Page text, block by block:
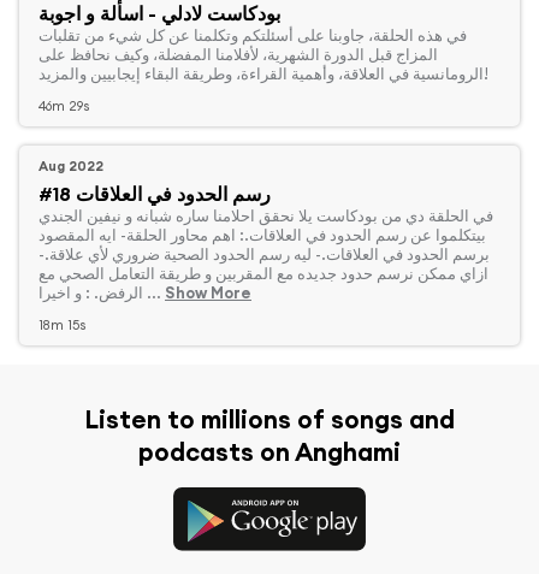
بودكاست لادلي - اسألة و اجوبة
‏في هذه الحلقة، جاوبنا على أسئلتكم وتكلمنا عن كل شيء من تقلبات
المزاج قبل الدورة الشهرية، لأفلامنا المفضلة، وكيف نحافظ على
الرومانسية في العلاقة، وأهمية القراءة، وطريقة البقاء إيجابيين والمزيد!
46m 29s
Aug 2022
#18 رسم الحدود في العلاقات
‏في الحلقة دي من بودكاست يلا نحقق احلامنا ساره شبانه و نيفين الجندي
بيتكلموا عن رسم الحدود في العلاقات.: اهم محاور الحلقة- ايه المقصود
برسم الحدود في العلاقات.- ليه رسم الحدود الصحية ضروري لأي علاقة.-
ازاي ممكن نرسم حدود جديده مع المقربين و طريقة التعامل الصحي مع
الرفض. : و اخيرا ... Show More
18m 15s
Listen to millions of songs and
podcasts on Anghami